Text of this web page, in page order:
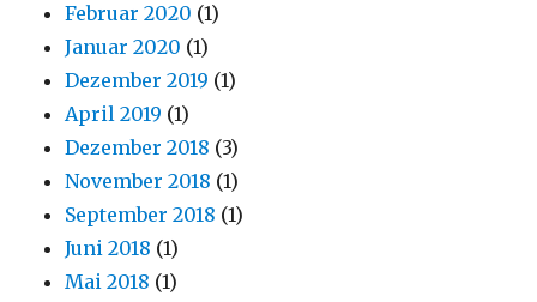
Februar 2020 (1)
Januar 2020 (1)
Dezember 2019 (1)
April 2019 (1)
Dezember 2018 (3)
November 2018 (1)
September 2018 (1)
Juni 2018 (1)
Mai 2018 (1)